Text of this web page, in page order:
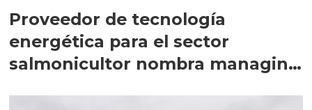
Proveedor de tecnología
energética para el sector
salmonicultor nombra managing